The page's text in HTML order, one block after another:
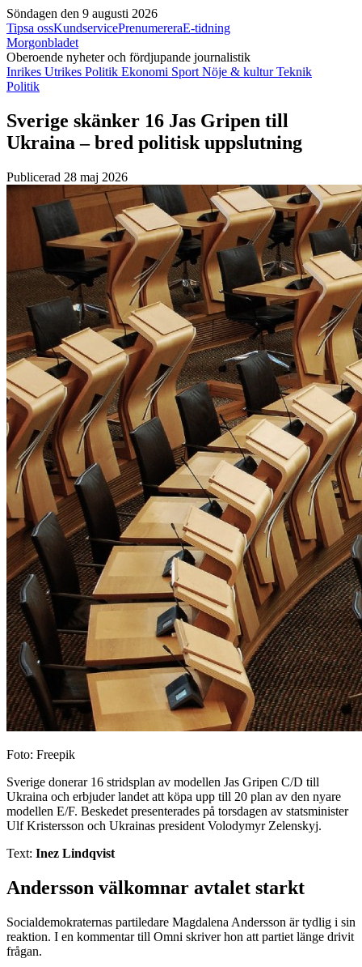
Söndagen den 9 augusti 2026
Tipsa ossKundservicePrenumereraE-tidning
Morgonbladet
Oberoende nyheter och fördjupande journalistik
Inrikes Utrikes Politik Ekonomi Sport Nöje & kulturTeknik
Politik
Sverige skänker 16 Jas Gripen till
Ukraina – bred politisk uppslutning
Publicerad 28 maj 2026
Foto: Freepik
Sverige donerar 16 stridsplan av modellen Jas Gripen C/D till
Ukraina och erbjuder landet att köpa upp till 20 plan av den nyare
modellen E/F. Beskedet presenterades på torsdagen av statsminister
Ulf Kristersson och Ukrainas president Volodymyr Zelenskyj.
Text: Inez Lindqvist
Andersson välkomnar avtalet starkt
Socialdemokraternas partiledare Magdalena Andersson är tydlig i sin
reaktion. I en kommentar till Omni skriver hon att partiet länge drivit
frågan.